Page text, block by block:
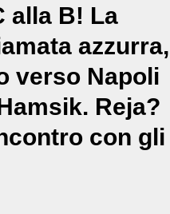
alla B! La
azzurra,
verso Napoli
Reja?
con gli